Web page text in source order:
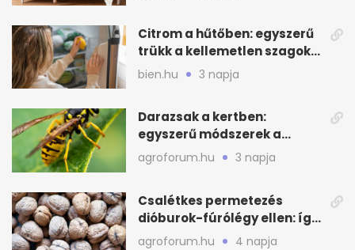
Citrom a hűtőben: egyszerű
trükk a kellemetlen szagok
ellen
bien.hu 3 napja
Darazsak a kertben:
egyszerű módszerek a
távoltartásukra nyáron
agroforum.hu 3 napja
Csalétkes permetezés
dióburok-fúrólégy ellen: így
csináld a kertben
agroforum.hu 4 napja